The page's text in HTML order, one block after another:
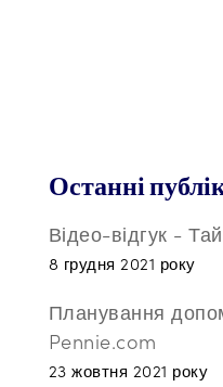
Останні
Відео-відгук -
8 грудня 2021 року
Планування
Pennie.com
23 жовтня 2021 року